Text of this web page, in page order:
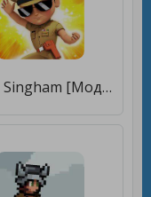
Little Singham [Мод меню]